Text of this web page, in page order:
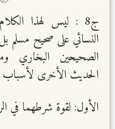
ج8 : ليس لهذا
النسائي على صحيح مسلم
الصحيحين البخاري
الحديث الأخرى
الأول: لقوة شرطهما في